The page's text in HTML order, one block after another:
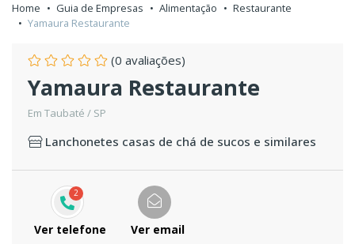
Home Guia de Empresas Alimentação
Restaurante
Yamaura Restaurante
(0 avaliações)
Yamaura Restaurante
Em Taubaté / SP
Lanchonetes casas de chá de sucos e similares
2
Ver telefone Ver email